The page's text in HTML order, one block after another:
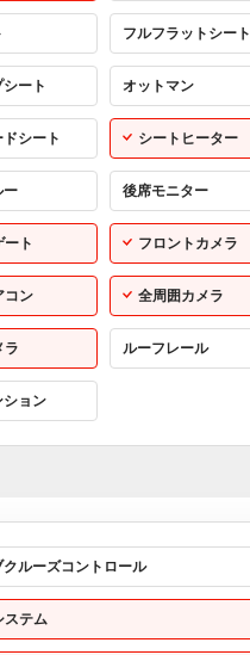
フルフラットシート
ート オットマン
シート シートヒーター
ー 後席モニター
ート フロントカメラ
コン 全周囲カメラ
ラ ルーフレール
ション
クルーズコントロール
ステム